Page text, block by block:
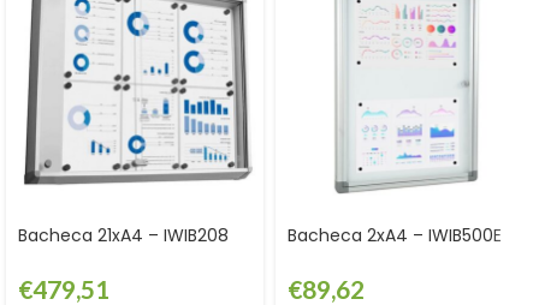
Bacheca 21xA4 – IWIB208
€479,51
Bacheca 2xA4 – IWIB500E
€89,62